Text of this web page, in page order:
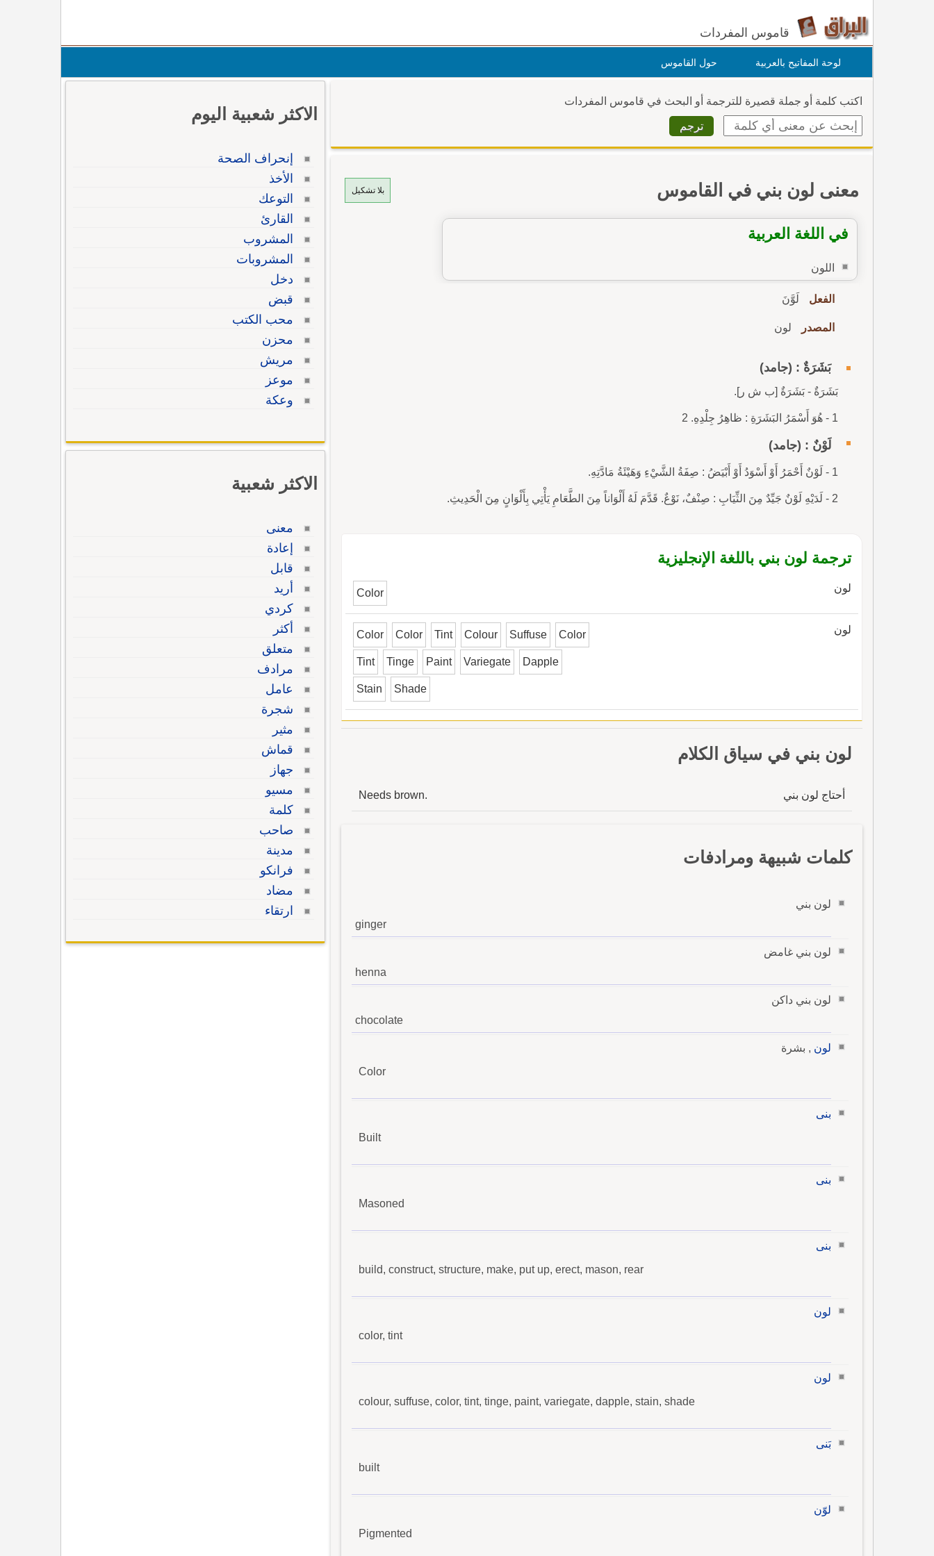
قاموس المفردات
لوحة المفاتيح بالعربية حول القاموس
اكتب كلمة أو جملة قصيرة للترجمة أو البحث في قاموس المفردات
بلا تشكيل معنى لون بني في القاموس
في اللغة العربية
اللون
الفعل لَوَّنَ
المصدر لون
بَشَرَةٌ : (جامد)
بَشَرَةٌ - بَشَرَةٌ [ب ش ر].
1 - هُوَ أَسْمَرُ البَشَرَةِ : ظاهِرُ جِلْدِهِ. 2
لَوْنٌ : (جامد)
1 - لَوْنٌ أَحْمَرُ أَوْ أَسْوَدُ أَوْ أَبْيَضُ : صِفَةُ الشَّيْءِ وَهَيْئَةُ مَادَّتِهِ.
2 - لَدَيْهِ لَوْنٌ جَيِّدٌ مِنَ الثِّيَابِ : صِنْفٌ، نَوْعٌ. قَدَّمَ لَهُ أَلْوَاناً مِنَ الطَّعَامِ يَأْتِي بِأَلْوَانٍ مِنَ الْحَدِيثِ.
ترجمة لون بني باللغة الإنجليزية
لون Color
لون Color Color Tint Colour Suffuse Color
Tint Tinge Paint Variegate Dapple
Stain Shade
لون بني في سياق الكلام
أحتاج لون بني Needs brown.
كلمات شبيهة ومرادفات
لون بني
ginger
لون بني غامض
henna
لون بني داكن
chocolate
لون , بشرة
Color
بنى
Built
بنى
Masoned
بنى
build, construct, structure, make, put up, erect, mason, rear
لون
color, tint
لون
colour, suffuse, color, tint, tinge, paint, variegate, dapple, stain, shade
بَنى
built
لوّن
Pigmented
الاكثر شعبية اليوم
إنحراف الصحة
الأخذ
التوعك
القارئ
المشروب
المشروبات
دخل
قبض
محب الكتب
محزن
مريش
موعز
وعكة
الاكثر شعبية
معنى
إعادة
قابل
أريد
كردي
أكثر
متعلق
مرادف
عامل
شجرة
مثير
قماش
جهاز
مسيو
كلمة
صاحب
مدينة
فرانكو
مضاد
ارتقاء